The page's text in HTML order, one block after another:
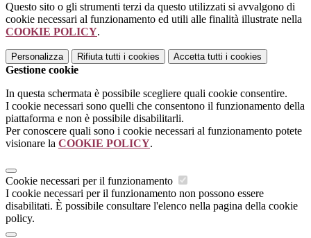
Questo sito o gli strumenti terzi da questo utilizzati si avvalgono di
cookie necessari al funzionamento ed utili alle finalità illustrate nella
COOKIE POLICY.
Personalizza Rifiuta tutti i cookies Accetta tutti i cookies
Gestione cookie
In questa schermata è possibile scegliere quali cookie consentire.
I cookie necessari sono quelli che consentono il funzionamento della
piattaforma e non è possibile disabilitarli.
Per conoscere quali sono i cookie necessari al funzionamento potete
visionare la COOKIE POLICY.
Cookie necessari per il funzionamento
I cookie necessari per il funzionamento non possono essere
disabilitati. È possibile consultare l'elenco nella pagina della cookie
policy.